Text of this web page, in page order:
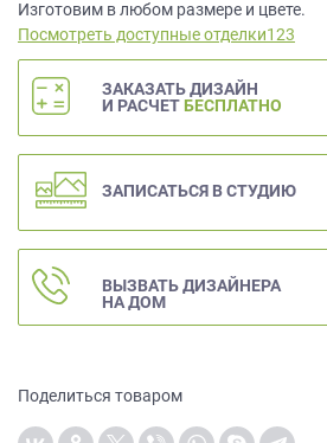
Изготовим в любом размере и цвете.
Посмотреть доступные отделки123
ЗАКАЗАТЬ ДИЗАЙН
И РАСЧЕТ БЕСПЛАТНО
ЗАПИСАТЬСЯ В СТУДИЮ
ВЫЗВАТЬ ДИЗАЙНЕРА
НА ДОМ
Поделиться товаром
данных.